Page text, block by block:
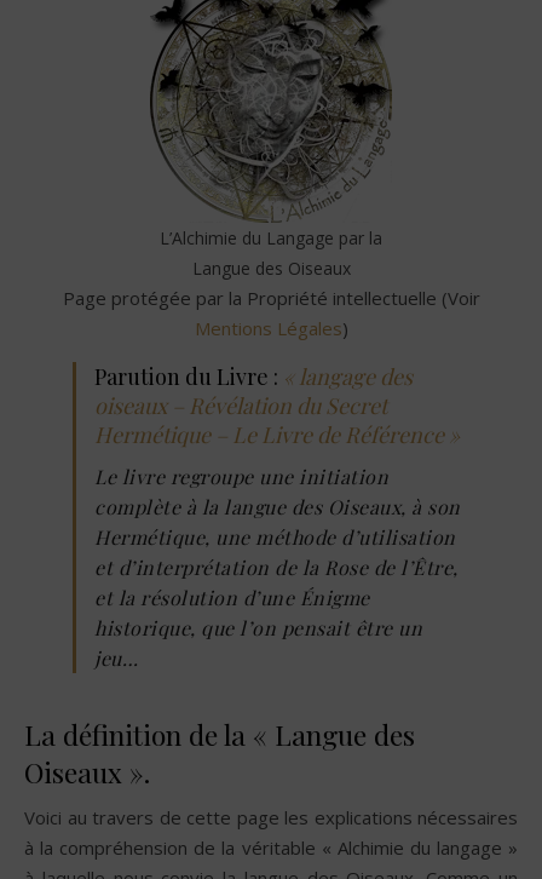
L’Alchimie du Langage par la
Langue des Oiseaux
Page protégée par la Propriété intellectuelle (Voir
Mentions Légales)
Parution du Livre : « langage des
oiseaux – Révélation du Secret
Hermétique – Le Livre de Référence »
Le livre regroupe une initiation
complète à la langue des Oiseaux, à son
Hermétique, une méthode d’utilisation
et d’interprétation de la Rose de l’Être,
et la résolution d’une Énigme
historique, que l’on pensait être un
jeu…
La définition de la « Langue des
Oiseaux ».
Voici au travers de cette page les explications nécessaires
à la compréhension de la véritable « Alchimie du langage »